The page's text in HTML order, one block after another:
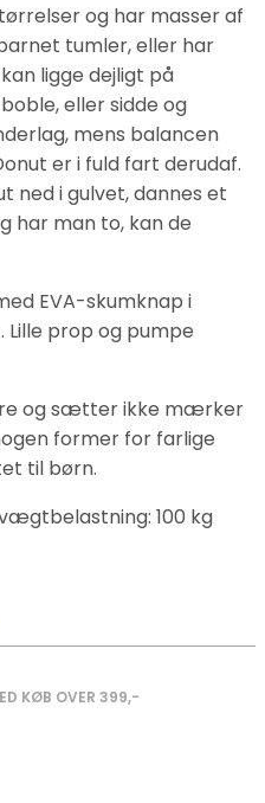
og har masser af
tumler, eller har
ligge dejligt på
eller sidde og
mens balancen
er i fuld fart derudaf.
ned i gulvet, dannes et
har man to, kan de
EVA-skumknap i
Lille prop og pumpe
og sætter ikke mærker
former for farlige
til børn.
vægtbelastning: 100 kg
KØB OVER 399,-